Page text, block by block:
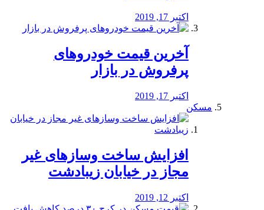
اکتبر 17, 2019
آخرین قیمت خودرو‌های
پرفروش در بازار
اکتبر 17, 2019
مسکن
افزایش ساخت وسازهای غیر
مجاز در خیابان زیبادشت
اکتبر 12, 2019